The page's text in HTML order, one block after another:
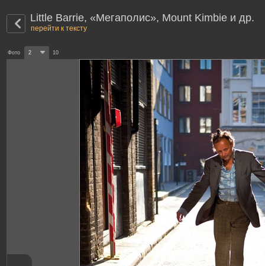
Little Barrie, «Мегаполис», Mount Kimbie и др.
перейти к тексту
Фото 2 10